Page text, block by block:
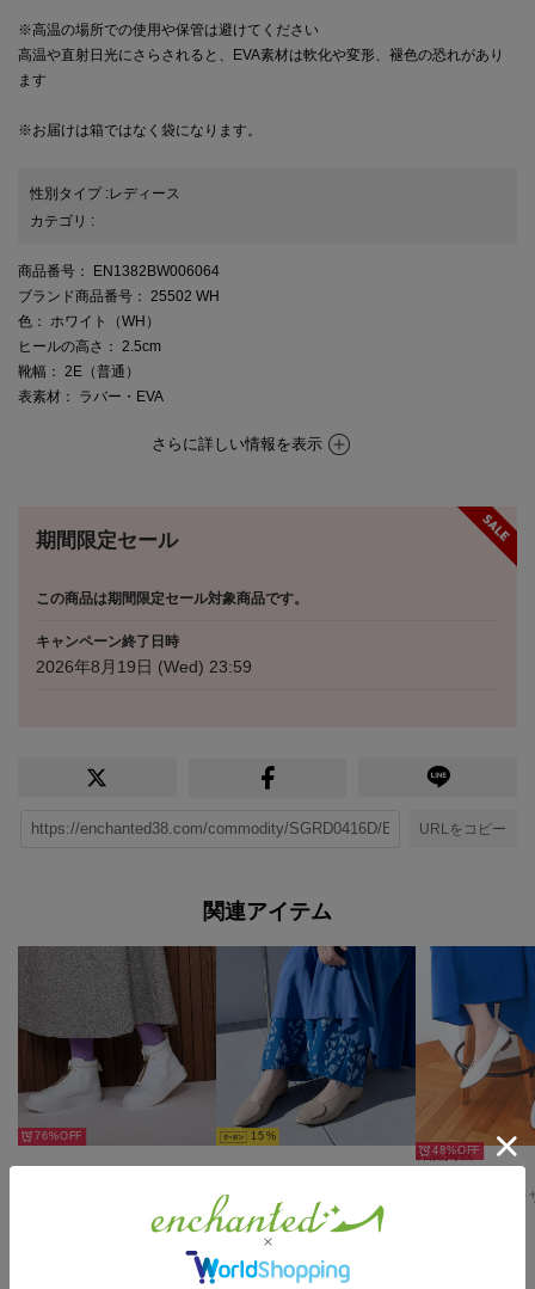
※高温の場所での使用や保管は避けてください
高温や直射日光にさらされると、EVA素材は軟化や変形、褪色の恐れがあり
ます
※お届けは箱ではなく袋になります。
性別タイプ :レディース
カテゴリ :
商品番号 ： EN1382BW006064
ブランド商品番号 ： 25502 WH
色 ： ホワイト（WH）
ヒールの高さ ： 2.5cm
靴幅 ： 2E（普通）
表素材 ： ラバー・EVA
さらに詳しい情報を表示
期間限定セール
この商品は期間限定セール対象商品です。
キャンペーン終了日時
2026年8月19日 (Wed) 23:59
URLをコピー
関連アイテム
76% 15
￥17,930
雑誌掲載
48%